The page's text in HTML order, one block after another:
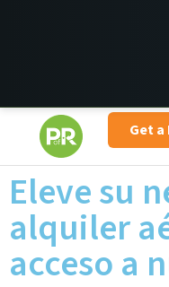
Get a
Eleve su
alquiler
acceso a